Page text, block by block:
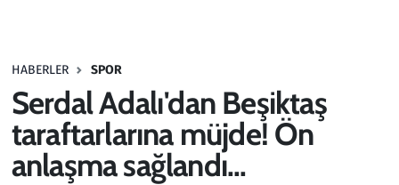
HABERLER SPOR
Serdal Adalı'dan Beşiktaş
taraftarlarına müjde! Ön
anlaşma sağlandı...
Haber
Kültür Sanat
Kurumsal Haberler